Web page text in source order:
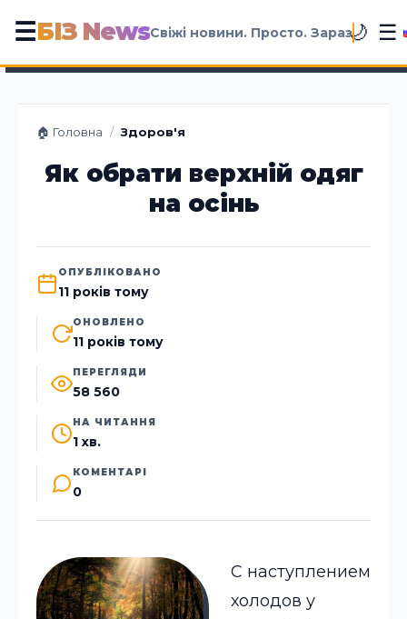
☰БІЗ NewsСвіжі новини. Просто. Зараз🌙 ☰
🏠 Головна / Здоров'я
Як обрати верхній одяг
на осінь
ОПУБЛІКОВАНО
11 років тому
ОНОВЛЕНО
11 років тому
ПЕРЕГЛЯДИ
58 560
НА ЧИТАННЯ
1 хв.
КОМЕНТАРІ
0
С наступлением
холодов у